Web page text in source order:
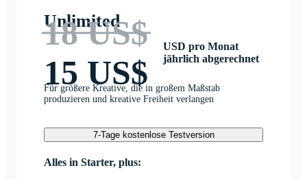
Unlimited
18 US$
15 US$
USD pro Monat
jährlich abgerechnet
Für größere Kreative, die in großem Maßstab
produzieren und kreative Freiheit verlangen
7-Tage kostenlose Testversion
Alles in Starter, plus: